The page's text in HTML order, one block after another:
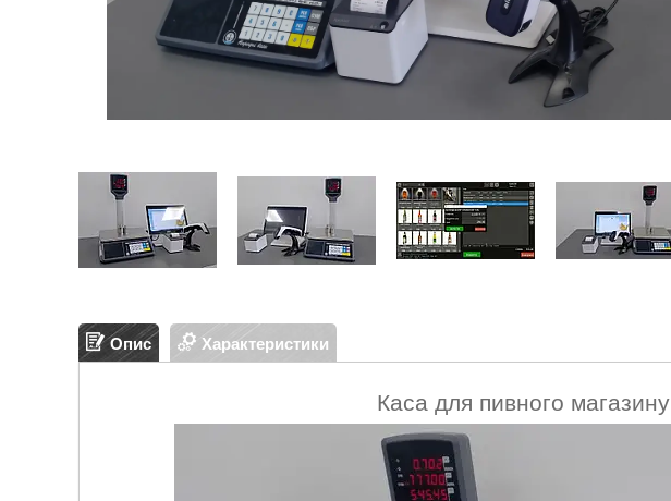
Опис Характеристики
Каса для пивного магазину